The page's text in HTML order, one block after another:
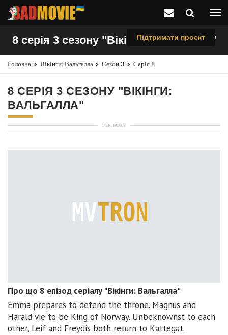
Підтримати проєкт
8 серія 3 сезону "Вікінги: Вальгалла"
Головна Вікінги: Вальгалла Сезон 3 Серія 8
8 СЕРІЯ 3 СЕЗОНУ "ВІКІНГИ:
ВАЛЬГАЛЛА"
РЕКЛАМА
Про що 8 епізод серіалу "Вікінги: Вальгалла"
Emma prepares to defend the throne. Magnus and
Harald vie to be King of Norway. Unbeknownst to each
other, Leif and Freydis both return to Kattegat.